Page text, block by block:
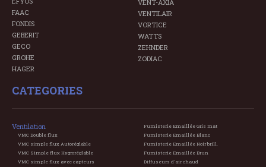
FAAC
FONDIS
GEBERIT
GECO
GROHE
HAGER
VENT-AXIA
VENTILAIR
VORTICE
WATTS
ZEHNDER
ZODIAC
CATEGORIES
Ventilation
VMC Double flux
VMC simple flux Autoréglable
VMC Simple flux Hygroréglable
VMC simple flux avec capteurs
Fumisterie Emaillée Gris mat
Fumisterie Emaillée Blanc
Fumisterie Emaillée Noir brill.
Fumisterie Emaillée Brun
Diffuseurs d'air chaud